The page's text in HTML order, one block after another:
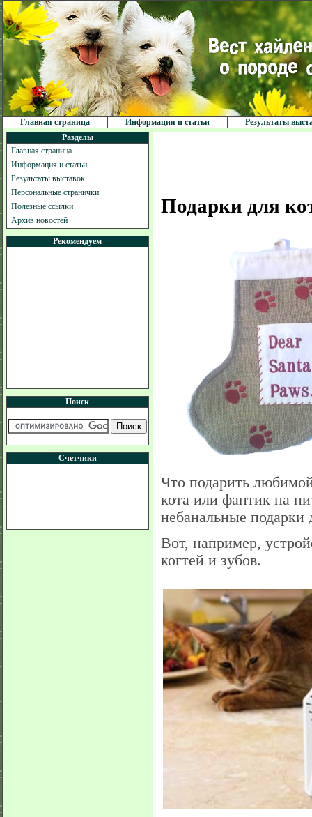
Главная страница Информация и статьи
Результаты
Разделы
Главная страница
Информация и статьи
Результаты выставок
Персональные странички
Полезные ссылки
Архив новостей
Рекомендуем
Поиск
Счетчики
Подарки для
Что подарить
кота или фантик на
небанальные
Вот, например,
когтей и зубов.